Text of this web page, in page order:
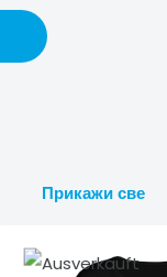
Прикажи све